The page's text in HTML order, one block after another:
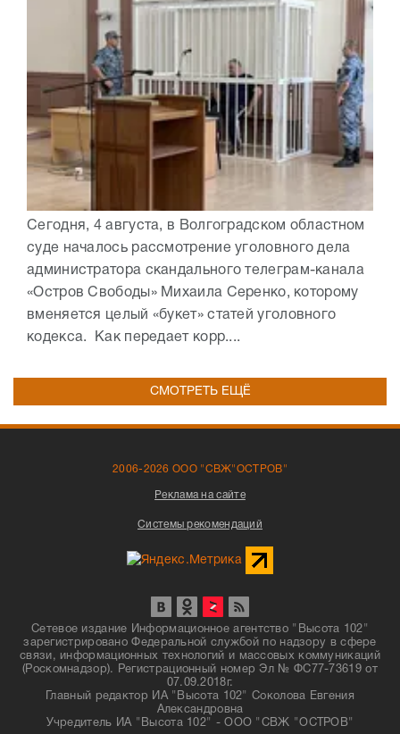
Сегодня, 4 августа, в Волгоградском областном
суде началось рассмотрение уголовного дела
администратора скандального телеграм-канала
«Остров Свободы» Михаила Серенко, которому
вменяется целый «букет» статей уголовного
кодекса. Как передает корр....
СМОТРЕТЬ ЕЩЁ
2006-2026 ООО "СВЖ"ОСТРОВ"
Реклама на сайте
Системы рекомендаций
Сетевое издание Информационное агентство "Высота 102"
зарегистрировано Федеральной службой по надзору в сфере
связи, информационных технологий и массовых коммуникаций
(Роскомнадзор). Регистрационный номер Эл № ФС77-73619 от
07.09.2018г.
Главный редактор ИА "Высота 102" Соколова Евгения
Александровна
Учредитель ИА "Высота 102" - ООО "СВЖ "ОСТРОВ"